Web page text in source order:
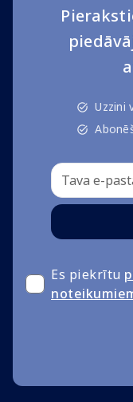
Uzzini
Es piekrītu